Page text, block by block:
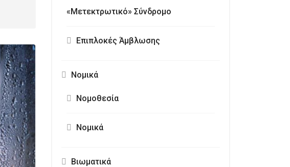
«Μετεκτρωτικό» Σύνδρομο
Επιπλοκές Άμβλωσης
Νομικά
Νομοθεσία
Νομικά
Βιωματικά